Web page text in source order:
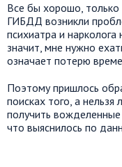
Все бы хорошо, только
ГИБДД возникли
психиатра и
значит, мне нужно
означает потерю
Поэтому пришлось
поисках того, а
получить
что выяснилось по